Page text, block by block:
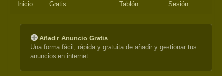
Inicio
Gratis
Tablón
Sesión
Añadir Anuncio Gratis
Una forma fácil, rápida y gratuita de añadir y gestionar tus
anuncios en internet.